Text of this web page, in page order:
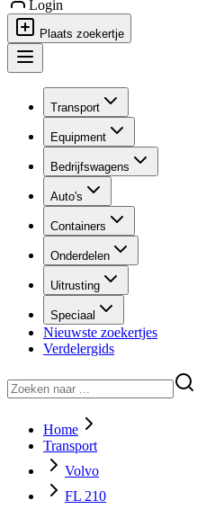
Login
Plaats zoekertje
Transport
Equipment
Bedrijfswagens
Auto's
Containers
Onderdelen
Uitrusting
Speciaal
Nieuwste zoekertjes
Verdelergids
Home
Transport
Volvo
FL 210